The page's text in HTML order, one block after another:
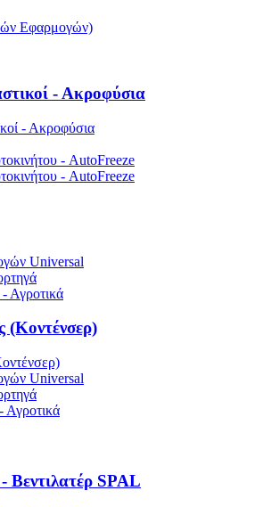
Εφαρμογών)
- Ακροφύσια
- Ακροφύσια
- AutoFreeze
- AutoFreeze
Universal
Αγροτικά
(Κοντένσερ)
Universal
Βεντιλατέρ SPAL